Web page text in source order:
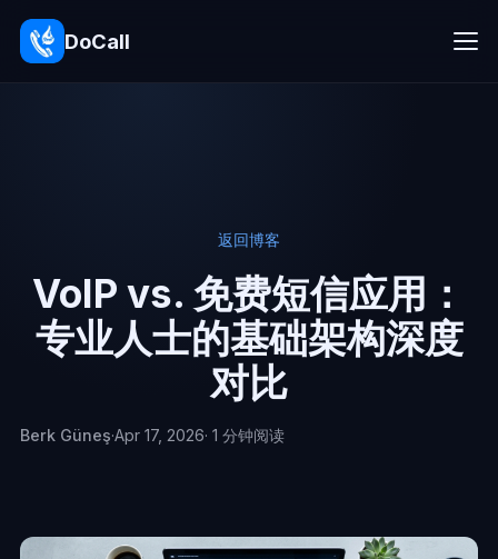
DoCall
返回博客
VoIP vs. 免费短信应用：
专业人士的基础架构深度
对比
Berk Güneş·Apr 17, 2026· 1 分钟阅读